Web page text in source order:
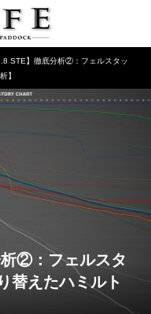
STE】徹底分析②：フェルスタッ
】
析②：フェルスタ
替えたハミルト